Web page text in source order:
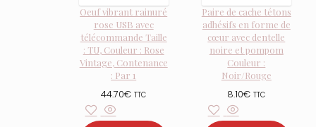
Oeuf vibrant rainuré
rose USB avec
télécommande Taille
: TU, Couleur : Rose
Vintage, Contenance
: Par 1
44.70€ TTC
Paire de cache tétons
adhésifs en forme de
cœur avec dentelle
noire et pompom
Couleur :
Noir/Rouge
8.10€ TTC